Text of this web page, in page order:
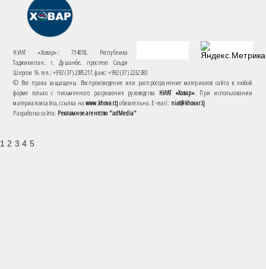
НИАТ «Ховар»: 734018, Республика
Таджикистан, г. Душанбе, проспект Саъди
Шерози 16. тел.: +992 (37) 2385217, факс: +992 (37) 2232383
© Все права защищены. Воспроизведение или распространение материалов сайта в любой
форме только с письменного разрешения руководства НИАТ «Ховар». При использовании
материалов сайта, ссылка наwww.khovar.tjобязательна. E-mail: niat@khovar.tj
Разработка сайта: Рекламное агентство "adMedia"
1 2 3 4 5